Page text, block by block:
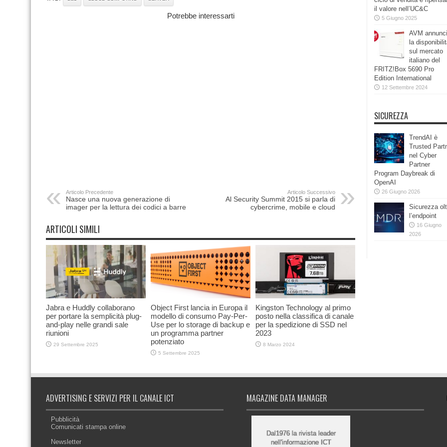
Potrebbe interessarti
Articolo Precedente
Nasce una nuova generazione di
imager per la lettura dei codici a barre
Articolo Successivo
Al Security Summit 2015 si parla di
cybercrime, mobile e cloud
ARTICOLI SIMILI
Jabra e Huddly collaborano
per portare la semplicità plug-
and-play nelle grandi sale
riunioni
29 Settembre 2025
Object First lancia in Europa il
modello di consumo Pay-Per-
Use per lo storage di backup e
un programma partner
potenziato
5 Settembre 2025
Kingston Technology al primo
posto nella classifica di canale
per la spedizione di SSD nel
2023
8 Marzo 2024
il valore nell’UC&C
5 Giugno 2025
AVM
la
sul mercato
italiano del
FRITZ!Box 5690 Pro
Edition International
12 Settembre 2024
SICUREZZA
TrendAI è
Trusted
nel Cyber
Partner
Program Daybreak di
OpenAI
26 Giugno 2026
Sicurezza
l’endpoint
16 Giugno
2026
ADVERTISING E SERVIZI PER IL CANALE ICT
Pubblicità
Comunicati stampa online
Newsletter
MAGAZINE DATA MANAGER
Dal1976 la rivista leader
nell'informazione ICT